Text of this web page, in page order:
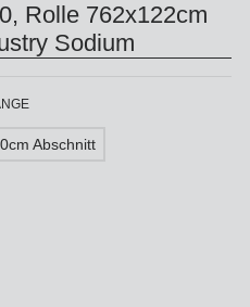
Rolle 762x122cm
Sodium
Abschnitt